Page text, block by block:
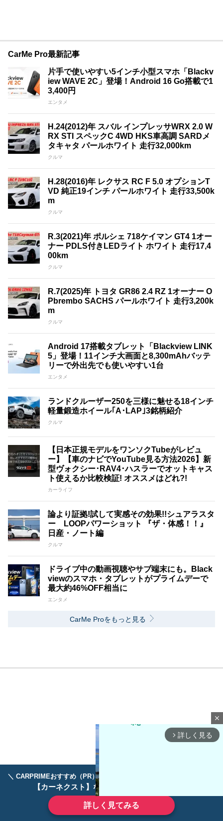
＼ CARPRIMEおすすめ（PR） ／
【カーネクスト】ならどんなクルマも高価買取
詳しく見てみる
CarMe Pro最新記事
片手で使いやすい5インチ小型スマホ「Blackv
iew WAVE 2C」登場！Android 16 Go搭載で1
3,400円
エンタメ
H.24(2012)年 スバル インプレッサWRX 2.0 W
RX STI スペックC 4WD HKS車高調 SARDメ
タキャタ パールホワイト 走行32,000km
クルマ
H.28(2016)年 レクサス RC F 5.0 オプションT
VD 純正19インチ パールホワイト 走行33,500k
m
クルマ
R.3(2021)年 ポルシェ 718ケイマン GT4 1オー
ナー PDLS付きLEDライト ホワイト 走行17,4
00km
クルマ
R.7(2025)年 トヨタ GR86 2.4 RZ 1オーナー O
Pbrembo SACHS パールホワイト 走行3,200k
m
クルマ
Android 17搭載タブレット「Blackview LINK
5」登場！11インチ大画面と8,300mAhバッテ
リーで外出先でも使いやすい1台
エンタメ
ランドクルーザー250を三様に魅せる18インチ
軽量鍛造ホイール｢A･LAP｣3銘柄紹介
クルマ
【日本正規モデルをワンソクTubeがレビュ
ー】【車のナビでYouTube見る方法2026】新
型ヴォクシー･RAV4･ハスラーでオットキャス
ト使えるか比較検証! オススメはどれ?!
カーライフ
論より証拠!試して実感その効果!!シュアラスタ
ー LOOPパワーショット 『ザ・体感！！』
日産・ノート編
クルマ
ドライブ中の動画視聴やサブ端末にも。Black
viewのスマホ・タブレットがプライムデーで
最大約46%OFF相当に
エンタメ
CarMe Proをもっと見る
close
arrow_forward_ios 詳しく見る